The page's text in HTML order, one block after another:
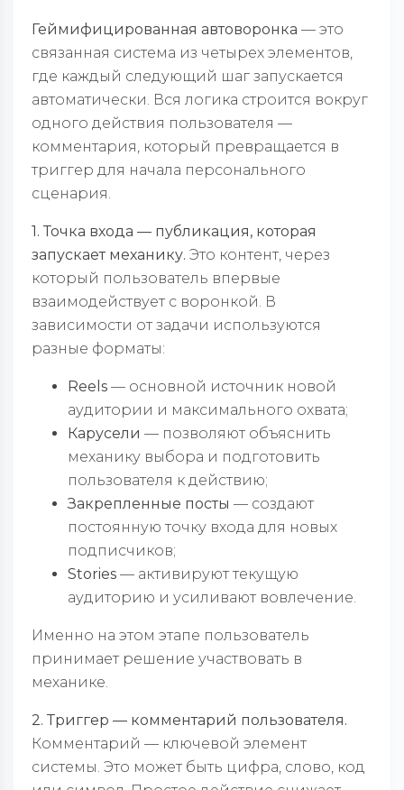
Геймифицированная автоворонка — это
связанная система из четырех элементов,
где каждый следующий шаг запускается
автоматически. Вся логика строится вокруг
одного действия пользователя —
комментария, который превращается в
триггер для начала персонального
сценария.
1. Точка входа — публикация, которая
запускает механику. Это контент, через
который пользователь впервые
взаимодействует с воронкой. В
зависимости от задачи используются
разные форматы:
Reels — основной источник новой
аудитории и максимального охвата;
Карусели — позволяют объяснить
механику выбора и подготовить
пользователя к действию;
Закрепленные посты — создают
постоянную точку входа для новых
подписчиков;
Stories — активируют текущую
аудиторию и усиливают вовлечение.
Именно на этом этапе пользователь
принимает решение участвовать в
механике.
2. Триггер — комментарий пользователя.
Комментарий — ключевой элемент
системы. Это может быть цифра, слово, код